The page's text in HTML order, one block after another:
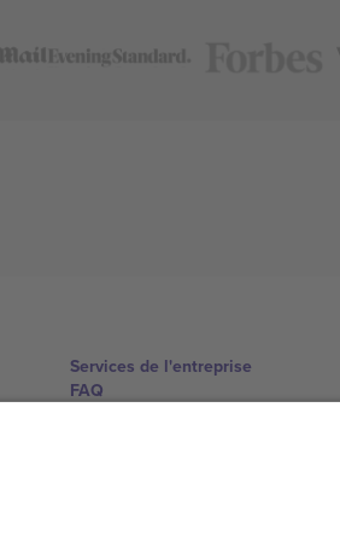
Services de l'entreprise
FAQ